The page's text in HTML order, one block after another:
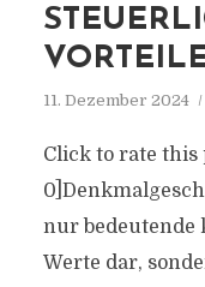
11. Dezember 2024
Click to rate this
nur
Werte dar,